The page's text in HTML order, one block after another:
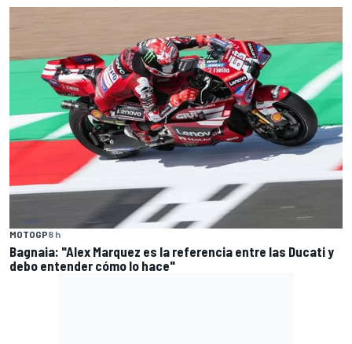
MOTOGP8 h
Bagnaia: "Alex Marquez es la referencia entre las Ducati y
debo entender cómo lo hace"